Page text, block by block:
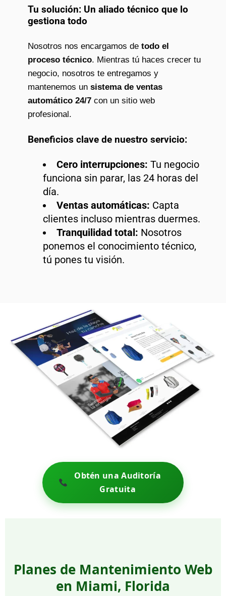
Tu solución: Un aliado técnico que lo
gestiona todo
Nosotros nos encargamos de todo el
proceso técnico. Mientras tú haces crecer tu
negocio, nosotros te entregamos y
mantenemos un sistema de ventas
automático 24/7 con un sitio web
profesional.
Beneficios clave de nuestro servicio:
Cero interrupciones: Tu negocio
funciona sin parar, las 24 horas del
día.
Ventas automáticas: Capta
clientes incluso mientras duermes.
Tranquilidad total: Nosotros
ponemos el conocimiento técnico,
tú pones tu visión.
Obtén una Auditoría
Gratuita
Planes de Mantenimiento Web
en Miami, Florida